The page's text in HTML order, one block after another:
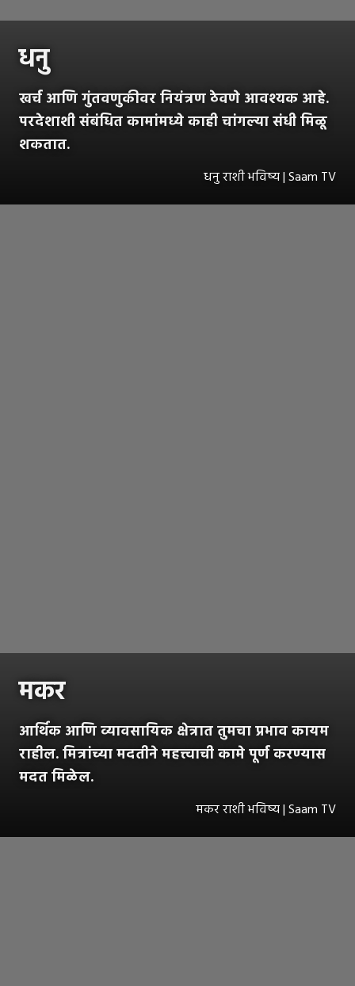
धनु
खर्च आणि गुंतवणुकीवर नियंत्रण ठेवणे आवश्यक आहे.
परदेशाशी संबंधित कामांमध्ये काही चांगल्या संधी मिळू
शकतात.
धनु राशी भविष्य | Saam TV
मकर
आर्थिक आणि व्यावसायिक क्षेत्रात तुमचा प्रभाव कायम
राहील. मित्रांच्या मदतीने महत्त्वाची कामे पूर्ण करण्यास
मदत मिळेल.
मकर राशी भविष्य | Saam TV